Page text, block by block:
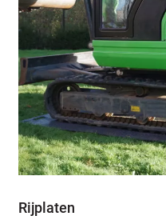
Rijplaten